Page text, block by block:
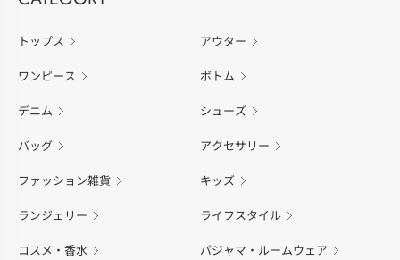
トップス アウター
ワンピース ボトム
デニム シューズ
バッグ アクセサリー
ファッション雑貨 キッズ
ランジェリー ライフスタイル
コスメ・香水 パジャマ・ルームウェア